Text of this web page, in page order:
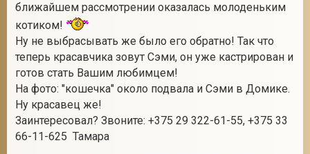
ближайшем рассмотрении оказалась молоденьким
котиком!
Ну не выбрасывать же было его обратно! Так что
теперь красавчика зовут Сэми, он уже кастрирован и
готов стать Вашим любимцем!
На фото: "кошечка" около подвала и Сэми в Домике.
Ну красавец же!
Заинтересовал? Звоните: +375 29 322-61-55, +375 33
66-11-625 Тамара